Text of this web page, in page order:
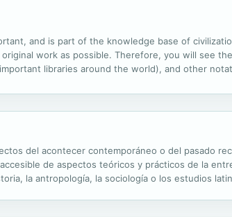
and is part of the knowledge base of
work as possible. Therefore, you will see
libraries around the world), and other
del acontecer contemporáneo o del pasado
de aspectos teóricos y prácticos de la
la antropología, la sociología o los estudios